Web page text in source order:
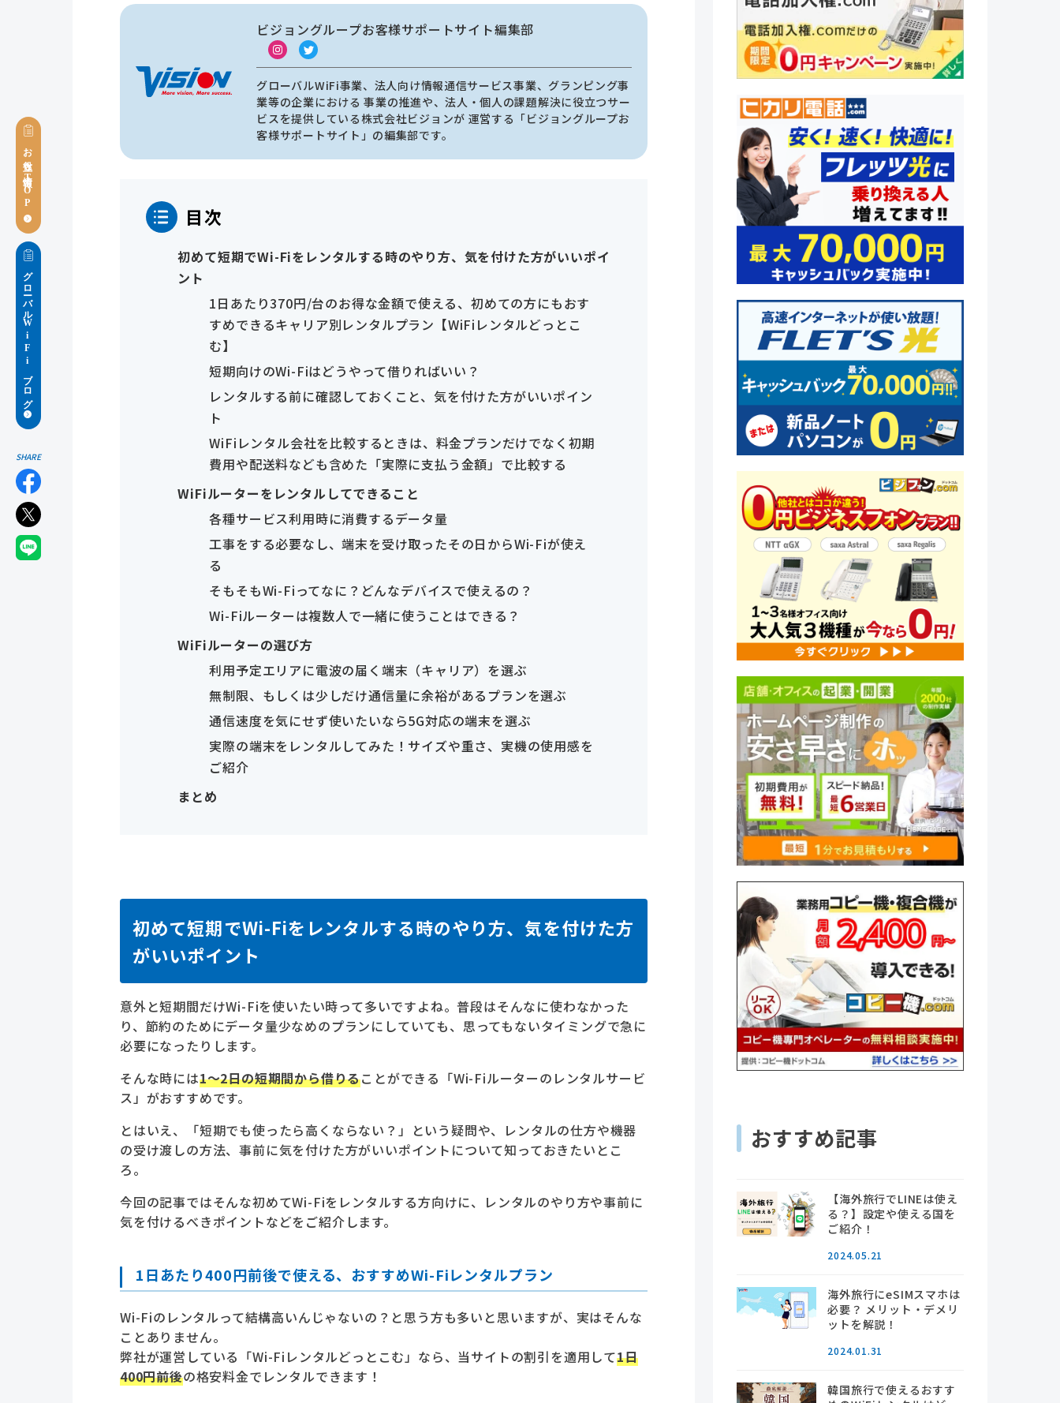
ビジョングループお客様サポートサイト編集部
グローバルWiFi事業、法人向け情報通信サービス事業、グランピング事
業等の企業における 事業の推進や、法人・個人の課題解決に役立つサー
ビスを提供している株式会社ビジョンが 運営する「ビジョングループお
客様サポートサイト」の編集部です。
目次
初めて短期でWi-Fiをレンタルする時のやり方、気を付けた方がいいポイ
ント
1日あたり370円/台のお得な金額で使える、初めての方にもおす
すめできるキャリア別レンタルプラン【WiFiレンタルどっとこ
む】
短期向けのWi-Fiはどうやって借りればいい？
レンタルする前に確認しておくこと、気を付けた方がいいポイン
ト
WiFiレンタル会社を比較するときは、料金プランだけでなく初期
費用や配送料なども含めた「実際に支払う金額」で比較する
WiFiルーターをレンタルしてできること
各種サービス利用時に消費するデータ量
工事をする必要なし、端末を受け取ったその日からWi-Fiが使え
る
そもそもWi-Fiってなに？どんなデバイスで使えるの？
Wi-Fiルーターは複数人で一緒に使うことはできる？
WiFiルーターの選び方
利用予定エリアに電波の届く端末（キャリア）を選ぶ
無制限、もしくは少しだけ通信量に余裕があるプランを選ぶ
通信速度を気にせず使いたいなら5G対応の端末を選ぶ
実際の端末をレンタルしてみた！サイズや重さ、実機の使用感を
ご紹介
まとめ
初めて短期でWi-Fiをレンタルする時のやり方、気を付けた方
がいいポイント
意外と短期間だけWi-Fiを使いたい時って多いですよね。普段はそんなに使わなかった
り、節約のためにデータ量少なめのプランにしていても、思ってもないタイミングで急に
必要になったりします。
そんな時には1～2日の短期間から借りることができる「Wi-Fiルーターのレンタルサービ
ス」がおすすめです。
とはいえ、「短期でも使ったら高くならない？」という疑問や、レンタルの仕方や機器
の受け渡しの方法、事前に気を付けた方がいいポイントについて知っておきたいとこ
ろ。
今回の記事ではそんな初めてWi-Fiをレンタルする方向けに、レンタルのやり方や事前に
気を付けるべきポイントなどをご紹介します。
1日あたり400円前後で使える、おすすめWi-Fiレンタルプラン
Wi-Fiのレンタルって結構高いんじゃないの？と思う方も多いと思いますが、実はそんな
ことありません。
弊社が運営している「Wi-Fiレンタルどっとこむ」なら、当サイトの割引を適用して1日
400円前後の格安料金でレンタルできます！
おすすめ記事
【海外旅行でLINEは使え
る？】設定や使える国を
ご紹介！
2024.05.21
海外旅行にeSIMスマホは
必要？ メリット・デメリ
ットを解説！
2024.01.31
韓国旅行で使えるおすす
お役立ち情報TOP
グローバルWiFiブログ
SHARE